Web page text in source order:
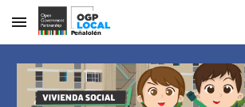
Skip to main content